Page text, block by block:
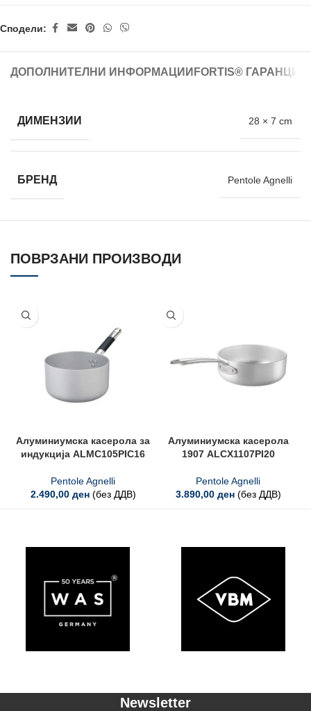
Сподели:
ДОПОЛНИТЕЛНИ ИНФОРМАЦИИ FORTIS®
ДИМЕНЗИИ 28 × 7 cm
БРЕНД Pentole Agnelli
ПОВРЗАНИ ПРОИЗВОДИ
Алуминиумска касерола за
индукција ALMC105PIC16
Pentole Agnelli
2.490,00 ден (без ДДВ)
Алуминиумска касерола
1907 ALCX1107PI20
Pentole Agnelli
3.890,00 ден (без ДДВ)
Newsletter